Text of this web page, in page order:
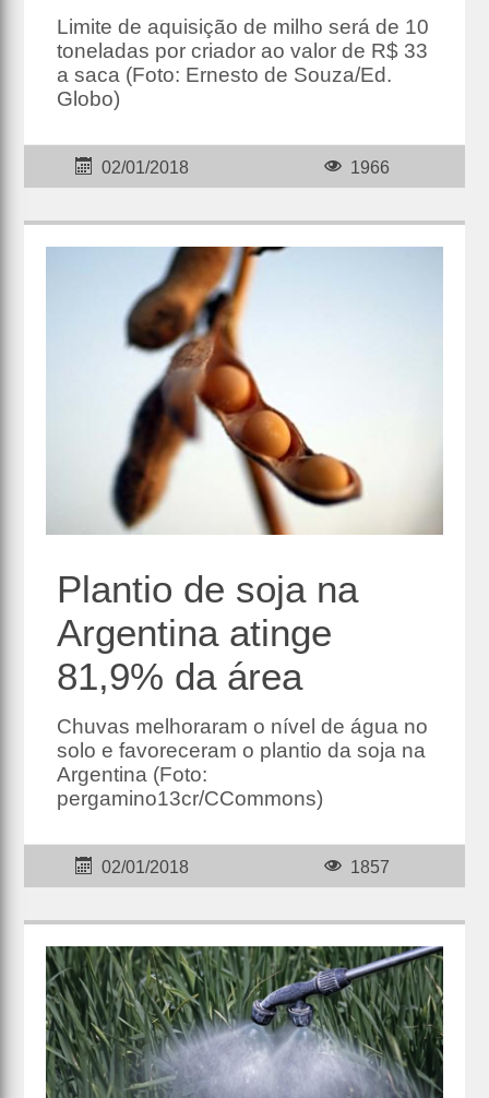
Limite de aquisição de milho será de 10
toneladas por criador ao valor de R$ 33
a saca (Foto: Ernesto de Souza/Ed.
Globo)
02/01/2018 1966
Plantio de soja na
Argentina atinge
81,9% da área
Chuvas melhoraram o nível de água no
solo e favoreceram o plantio da soja na
Argentina (Foto:
pergamino13cr/CCommons)
02/01/2018 1857